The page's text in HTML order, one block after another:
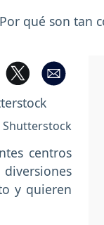
qué son tan
Shutterstock
centros
y quieren